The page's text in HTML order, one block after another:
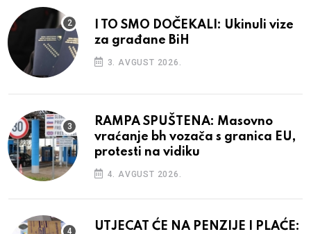
I TO SMO DOČEKALI: Ukinuli vize
za građane BiH
3. AVGUST 2026.
RAMPA SPUŠTENA: Masovno
vraćanje bh vozača s granica EU,
protesti na vidiku
4. AVGUST 2026.
UTJECAT ĆE NA PENZIJE I PLAĆE: